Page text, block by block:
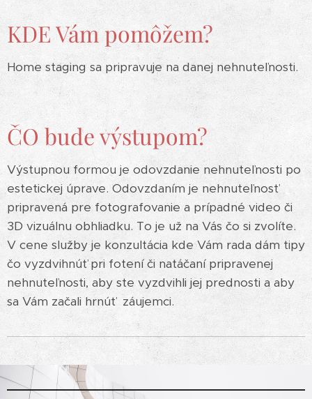
KDE Vám pomôžem?
Home staging sa pripravuje na danej nehnuteľnosti.
ČO bude výstupom?
Výstupnou formou je odovzdanie nehnuteľnosti po
estetickej úprave. Odovzdaním je nehnuteľnosť
pripravená pre fotografovanie a prípadné video či
3D vizuálnu obhliadku. To je už na Vás čo si zvolíte.
V cene služby je konzultácia kde Vám rada dám tipy
čo vyzdvihnúť pri fotení či natáčaní pripravenej
nehnuteľnosti, aby ste vyzdvihli jej prednosti a aby
sa Vám začali hrnúť záujemci.